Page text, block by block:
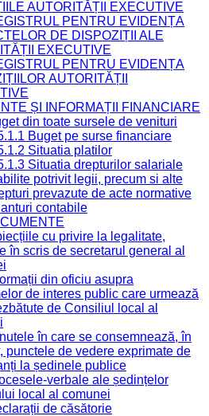
AUTORITĂȚII EXECUTIVE
PENTRU EVIDENȚA
DE DISPOZIȚII ALE
EXECUTIVE
PENTRU EVIDENȚA
AUTORITĂȚII
ȘI INFORMAȚII FINANCIARE
din toate sursele de venituri
Buget pe surse financiare
Situatia platilor
Situatia drepturilor salariale
potrivit legii, precum si alte
prevazute de acte normative
contabile
cu privire la legalitate,
în scris de secretarul general al
din oficiu asupra
de interes public care urmează
de Consiliul local al
în care se consemnează, în
punctele de vedere exprimate de
la ședinele publice
verbale ale ședințelor
local al comunei
de căsătorie